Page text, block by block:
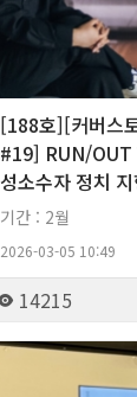
[188호][커버스
#19] RUN/OUT
성소수자 정치 지
기간 : 2월
2026-03-05 10:49
14215